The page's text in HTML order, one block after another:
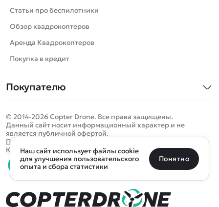
Катера
Роботы
Самолеты
Сборные модели
Спецтехника
Игрушки
Запчасти для моделей
Бренды
Статьи про беспилотники
Обзор квадрокоптеров
Аренда Квадрокоптеров
Покупка в кредит
Покупателю
Оплата и доставка
Помощь
Отследить заказ
Оплата на сайте
© 2014-2026 Copter Drone. Все права защищены.
Данный сайт носит информационный характер и не
является публичной офертой.
Политика конфиденциальности
Карта сайта
0 товаров Очистить
0 ₽ В корзину
Определить местоположение
Санкт-Петербург Москва Майкоп Уфа
Все подборки
Наш сайт использует файлы cookie
для улучшения пользовательского
опыта и сбора статистики
Понятно